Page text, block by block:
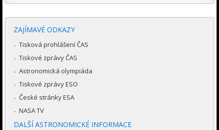
ZAJÍMAVÉ ODKAZY
Tisková prohlášení ČAS
Tiskové zprávy ČAS
Astronomická olympiáda
Tiskové zprávy ESO
České stránky ESA
NASA TV
DALŠÍ ASTRONOMICKÉ INFORMACE